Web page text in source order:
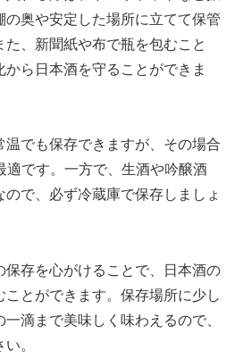
奥や安定した場所に立てて保管
、新聞紙や布で瓶を包むこと
ら日本酒を守ることができま
でも保存できますが、その場合
です。一方で、生酒や吟醸酒
で、必ず冷蔵庫で保存しましょ
保存を心がけることで、日本酒の
ことができます。保存場所に少し
滴まで美味しく味わえるので、
。